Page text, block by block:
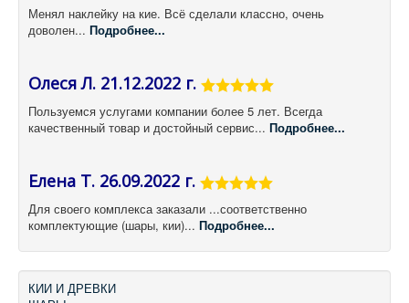
Менял наклейку на кие. Всё сделали классно, очень
доволен... Подробнее...
Олеся Л. 21.12.2022 г.
Пользуемся услугами компании более 5 лет. Всегда
качественный товар и достойный сервис... Подробнее...
Елена Т. 26.09.2022 г.
Для своего комплекса заказали ...соответственно
комплектующие (шары, кии)... Подробнее...
КИИ И ДРЕВКИ